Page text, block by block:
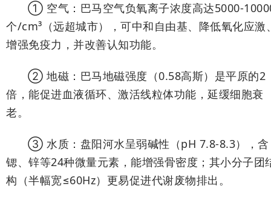
① 空气：巴马空气负氧离子浓度高达5000-
个/cm³（远超城市），可中和自由基、降低氧化应激
增强免疫力，并改善认知功能。
② 地磁：巴马地磁强度（0.58高斯）是平原的2
倍，能促进血液循环、激活线粒体功能，延缓细胞衰
老。
③ 水质：盘阳河水呈弱碱性（pH 7.8-8.3），含
锶、锌等24种微量元素，能增强骨密度；其小分子团
构（半幅宽≤60Hz）更易促进代谢废物排出。